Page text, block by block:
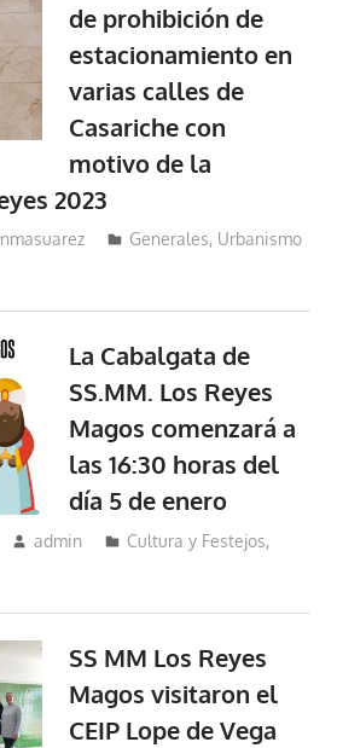
de prohibición de
estacionamiento en
varias calles de
Casariche con
motivo de la
2023
Generales, Urbanismo
La Cabalgata de
SS.MM. Los Reyes
Magos comenzará a
las 16:30 horas del
día 5 de enero
admin Cultura y Festejos,
SS MM Los Reyes
Magos visitaron el
CEIP Lope de Vega